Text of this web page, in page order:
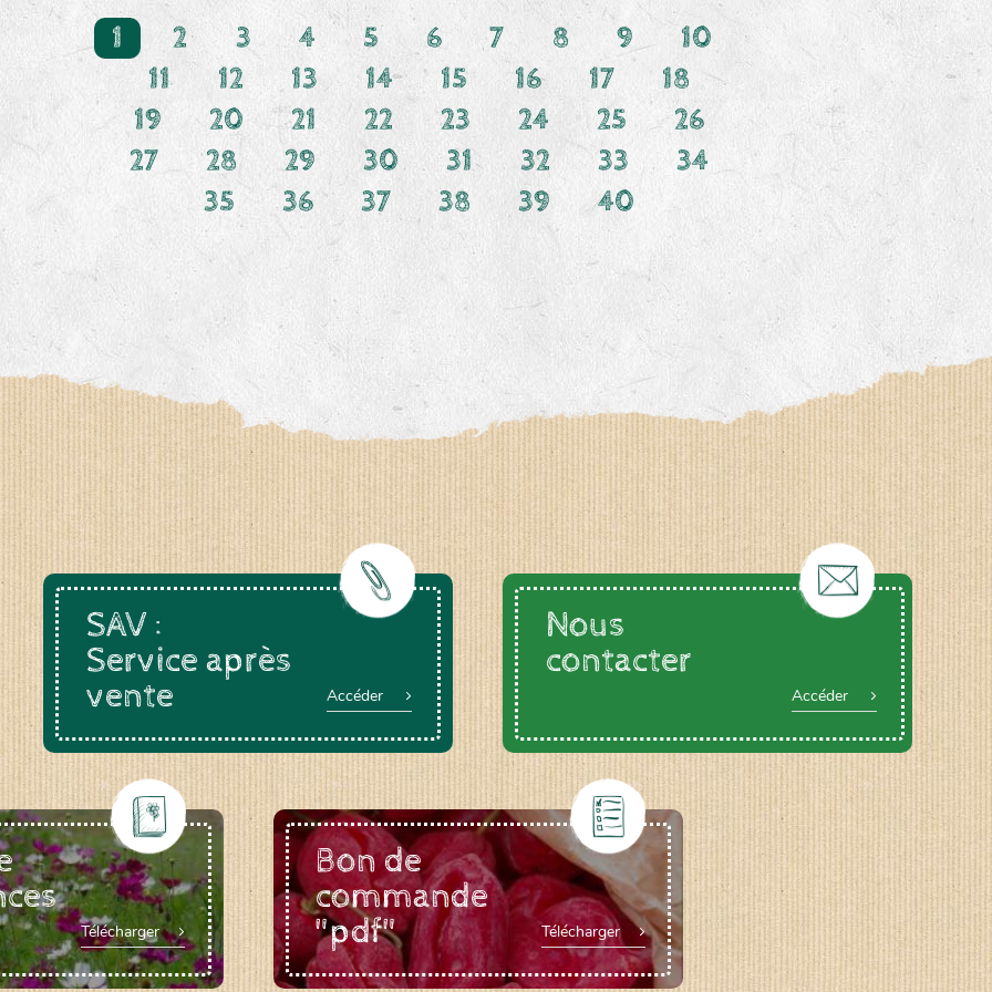
1 2 3 4 5 6 7 8 9
10
11
12 13 14 15 16 17
18
19
20 21 22 23 24 25
26
27
28 29 30 31 32 33
34
35
36 37 38 39 40
SAV :
Service après
vente
Accéder
Nous
contacter
Accéder
Télécharger
Bon de
commande
"pdf"
Télécharger